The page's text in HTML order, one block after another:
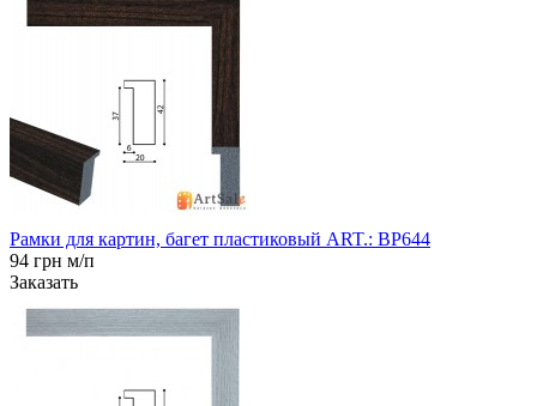
Рамки для картин, багет пластиковый ART.: BP644
94 грн м/п
Заказать